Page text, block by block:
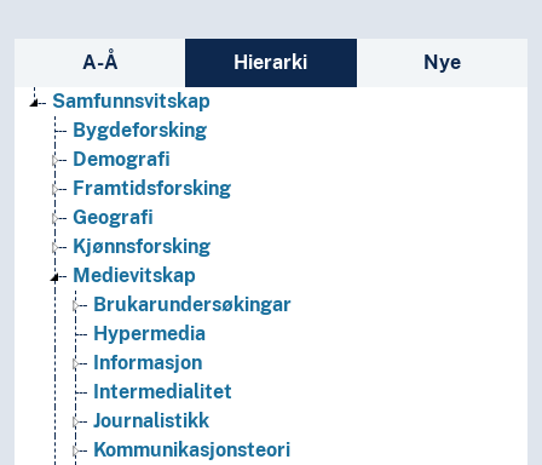
Sidefelt: navigér i vokabularet på ulike
A-Å Hierarki
Nye
Samfunnsvitskap
Bygdeforsking
Demografi
Framtidsforsking
Geografi
Kjønnsforsking
Medievitskap
Brukarundersøkingar
Hypermedia
Informasjon
Intermedialitet
Journalistikk
Kommunikasjonsteori